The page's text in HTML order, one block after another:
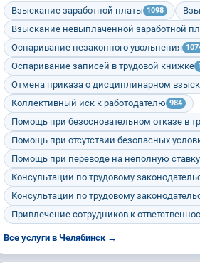
Взыскание заработной платы 1098
Взыскание невыплаченной заработной
Оспаривание незаконного увольнения
Оспаривание записей в трудовой книжке
Отмена приказа о дисциплинарном
Коллективный иск к работодателю 984
Помощь при безосновательном отказе в
Помощь при отсутствии безопасных
Помощь при переводе на неполную ставку
Консультации по трудовому
Консультации по трудовому
Привлечение сотрудников к
Все услуги в Челябинск →